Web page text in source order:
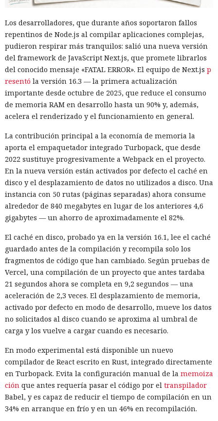
Los desarrolladores, que durante años soportaron fallos
repentinos de Node.js al compilar aplicaciones complejas,
pudieron respirar más tranquilos: salió una nueva versión
del framework de JavaScript Next.js, que promete librarlos
del conocido mensaje «FATAL ERROR». El equipo de Next.js p
resentó la versión 16.3 — la primera actualización
importante desde octubre de 2025, que reduce el consumo
de memoria RAM en desarrollo hasta un 90% y, además,
acelera el renderizado y el funcionamiento en general.
La contribución principal a la economía de memoria la
aporta el empaquetador integrado Turbopack, que desde
2022 sustituye progresivamente a Webpack en el proyecto.
En la nueva versión están activados por defecto el caché en
disco y el desplazamiento de datos no utilizados a disco. Una
instancia con 50 rutas (páginas separadas) ahora consume
alrededor de 840 megabytes en lugar de los anteriores 4,6
gigabytes — un ahorro de aproximadamente el 82%.
El caché en disco, probado ya en la versión 16.1, lee el caché
guardado antes de la compilación y recompila solo los
fragmentos de código que han cambiado. Según pruebas de
Vercel, una compilación de un proyecto que antes tardaba
21 segundos ahora se completa en 9,2 segundos — una
aceleración de 2,3 veces. El desplazamiento de memoria,
activado por defecto en modo de desarrollo, mueve los datos
no solicitados al disco cuando se aproxima al umbral de
carga y los vuelve a cargar cuando es necesario.
En modo experimental está disponible un nuevo
compilador de React escrito en Rust, integrado directamente
en Turbopack. Evita la configuración manual de la memoiza
ción que antes requería pasar el código por el transpilador
Babel, y es capaz de reducir el tiempo de compilación en un
34% en arranque en frío y en un 46% en recompilación.